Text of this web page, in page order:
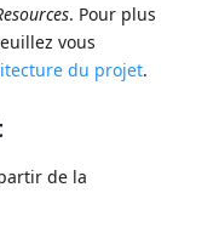
. Pour plus
vous
du projet.
de la